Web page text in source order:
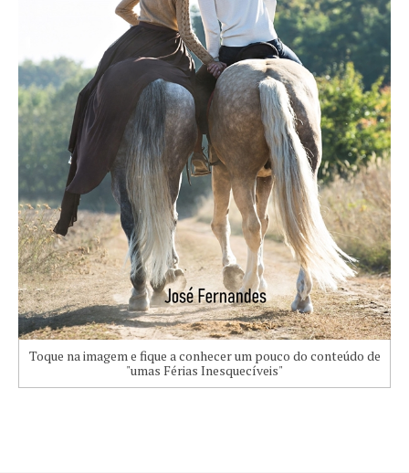
Toque na imagem e fique a conhecer um pouco do conteúdo de
"umas Férias Inesquecíveis"